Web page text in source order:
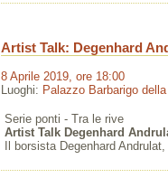
Artist Talk: Degenhard
8 Aprile 2019, ore 18:00
Luoghi: Palazzo Barbarigo
Serie ponti - Tra le rive
Artist Talk Degenhard
Il borsista Degenhard